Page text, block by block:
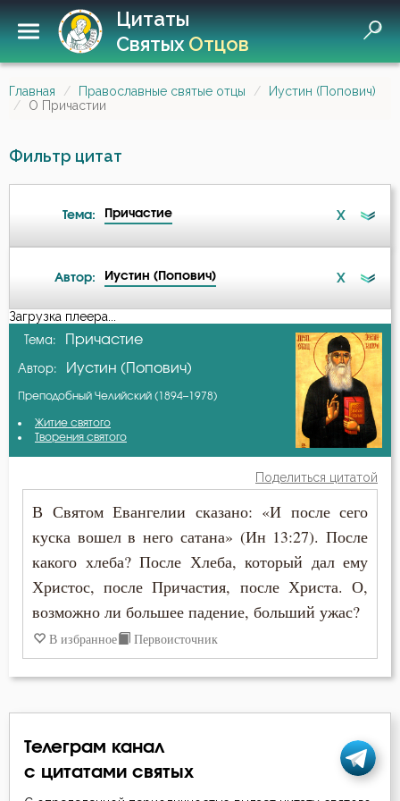
Цитаты
СвятыхОтцов
Главная Православные святые отцы
Иустин (Попович)
О Причастии
Фильтр цитат
Тема: Причастие X
Атеизм
Воскресение Христово
Гордость
Добро
Зло
Знание
Искушение в смертный час
Истина
Католицизм
Кротость
Автор: Иустин (Попович) X
А-я
Авва Исайя (Скитский)
Авва Филимон
Амвросий Оптинский (Гренков)
Антоний Оптинский (Путилов)
Варсонофий Оптинский (Плиханков)
Василий Великий
Игнатий Брянчанинов
Загрузка плеера...
Тема: Причастие
Автор: Иустин (Попович)
Преподобный Челийский (1894–1978)
Житие святого
Творения святого
Поделиться цитатой
В Святом Евангелии сказано: «И после сего
куска вошел в него сатана» (Ин 13:27). После
какого хлеба? После Хлеба, который дал ему
Христос, после Причастия, после Христа. О,
возможно ли большее падение, больший ужас?
В избранное Первоисточник
Телеграм канал
с цитатами святых